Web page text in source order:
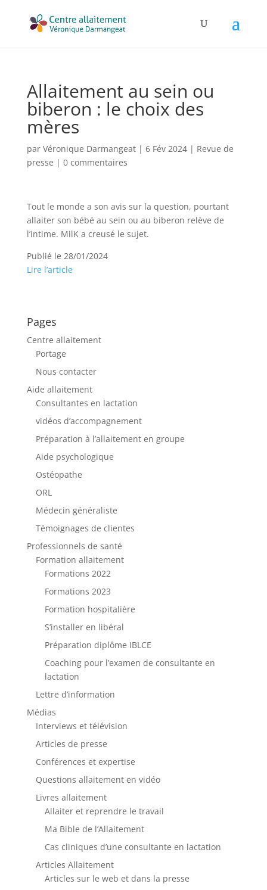
Allaitement au sein ou
biberon : le choix des
mères
par Véronique Darmangeat| 6 Fév 2024| Revue de
presse | 0 commentaires
Tout le monde a son avis sur la question, pourtant
allaiter son bébé au sein ou au biberon relève de
l’intime. MilK a creusé le sujet.
Publié le 28/01/2024
Lire l’article
Pages
Centre allaitement
Portage
Nous contacter
Aide allaitement
Consultantes en lactation
vidéos d’accompagnement
Préparation à l’allaitement en groupe
Aide psychologique
Ostéopathe
ORL
Médecin généraliste
Témoignages de clientes
Professionnels de santé
Formation allaitement
Formations 2022
Formations 2023
Formation hospitalière
S’installer en libéral
Préparation diplôme IBLCE
Coaching pour l’examen de consultante en
lactation
Lettre d’information
Médias
Interviews et télévision
Articles de presse
Conférences et expertise
Questions allaitement en vidéo
Livres allaitement
Allaiter et reprendre le travail
Ma Bible de l’Allaitement
Cas cliniques d’une consultante en lactation
Articles Allaitement
Articles sur le web et dans la presse